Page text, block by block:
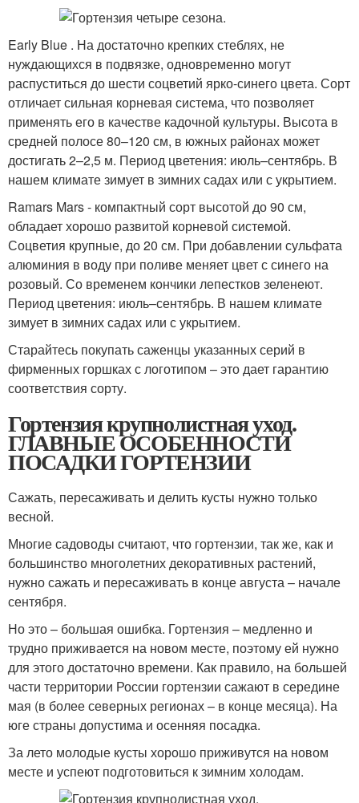
Early Blue . На достаточно крепких стеблях, не
нуждающихся в подвязке, одновременно могут
распуститься до шести соцветий ярко-синего цвета. Сорт
отличает сильная корневая система, что позволяет
применять его в качестве кадочной культуры. Высота в
средней полосе 80–120 см, в южных районах может
достигать 2–2,5 м. Период цветения: июль–сентябрь. В
нашем климате зимует в зимних садах или с укрытием.
Ramars Mars - компактный сорт высотой до 90 см,
обладает хорошо развитой корневой системой.
Соцветия крупные, до 20 см. При добавлении сульфата
алюминия в воду при поливе меняет цвет с синего на
розовый. Со временем кончики лепестков зеленеют.
Период цветения: июль–сентябрь. В нашем климате
зимует в зимних садах или с укрытием.
Старайтесь покупать саженцы указанных серий в
фирменных горшках с логотипом – это дает гарантию
соответствия сорту.
Гортензия крупнолистная уход.
ГЛАВНЫЕ ОСОБЕННОСТИ
ПОСАДКИ ГОРТЕНЗИИ
Сажать, пересаживать и делить кусты нужно только
весной.
Многие садоводы считают, что гортензии, так же, как и
большинство многолетних декоративных растений,
нужно сажать и пересаживать в конце августа – начале
сентября.
Но это – большая ошибка. Гортензия – медленно и
трудно приживается на новом месте, поэтому ей нужно
для этого достаточно времени. Как правило, на большей
части территории России гортензии сажают в середине
мая (в более северных регионах – в конце месяца). На
юге страны допустима и осенняя посадка.
За лето молодые кусты хорошо приживутся на новом
месте и успеют подготовиться к зимним холодам.